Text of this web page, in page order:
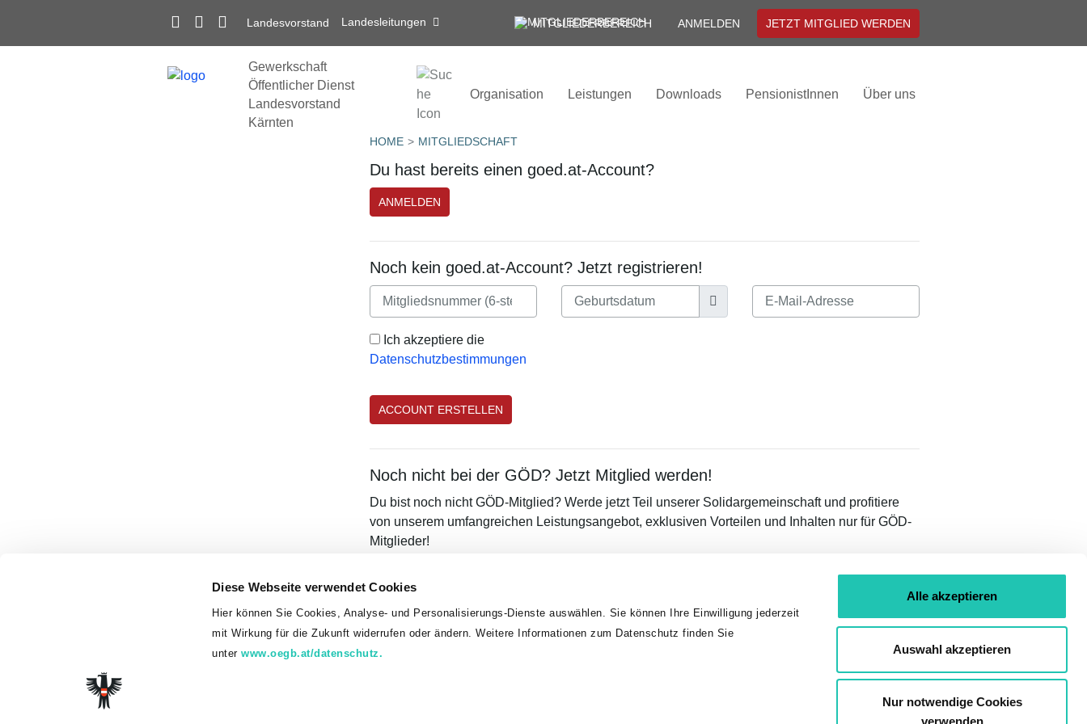
Diese Webseite verwendet Cookies
Hier können Sie Cookies, Analyse- und Personalisierungs-Dienste auswählen. Sie können Ihre Einwilligung jederzeit
mit Wirkung für die Zukunft widerrufen oder ändern. Weitere Informationen zum Datenschutz finden Sie
unterwww.oegb.at/datenschutz.
Alle akzeptieren
Auswahl akzeptieren
Nur notwendige Cookies
verwenden
Landesvorstand Landesleitungen MITGLIEDERBEREICH ANMELDEN JETZT MITGLIED WERDEN
Gewerkschaft
Öffentlicher Dienst
Landesvorstand
Kärnten
Organisation Leistungen Downloads PensionistInnen Über uns
HOME MITGLIEDSCHAFT
Du hast bereits einen goed.at-Account?
ANMELDEN
Noch kein goed.at-Account? Jetzt registrieren!
Ich akzeptiere die
Datenschutzbestimmungen
Noch nicht bei der GÖD? Jetzt Mitglied werden!
Du bist noch nicht GÖD-Mitglied? Werde jetzt Teil unserer Solidargemeinschaft und profitiere
von unserem umfangreichen Leistungsangebot, exklusiven Vorteilen und Inhalten nur für GÖD-
Mitglieder!
Datenschutz Impressum